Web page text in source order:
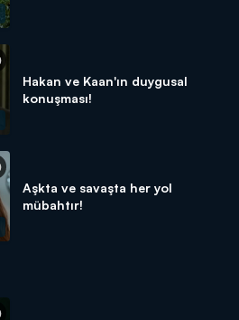
Hakan ve Kaan'ın duygusal
konuşması!
Aşkta ve savaşta her yol
mübahtır!